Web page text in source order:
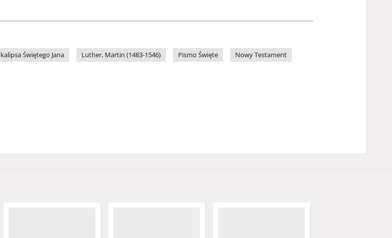
Świętego Jana Luther, Martin (1483-1546) Pismo Święte Nowy Testament